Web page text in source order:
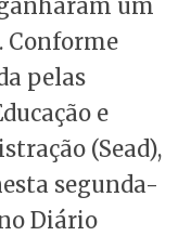
um
Conforme
pelas
e
(Sead),
segunda-
Diário